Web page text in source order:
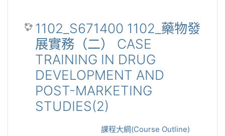
1102_S671400 1102_藥物發
展實務（二） CASE
TRAINING IN DRUG
DEVELOPMENT AND
POST-MARKETING
STUDIES(2)
課程大綱(Course Outline)